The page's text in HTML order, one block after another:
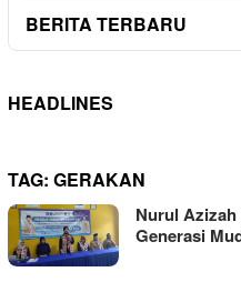
BERITA TERBARU
HEADLINES
TAG: GERAKAN
Nurul
Generasi